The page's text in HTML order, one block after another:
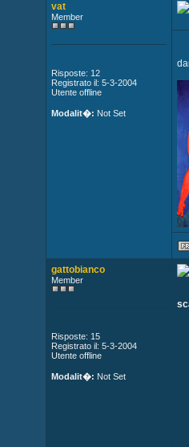
vat
Member
Risposte: 12
Registrato il: 5-3-2004
Utente offline
Modalit�: Not Set
gattobianco
Member
Risposte: 15
Registrato il: 5-3-2004
Utente offline
Modalit�: Not Set